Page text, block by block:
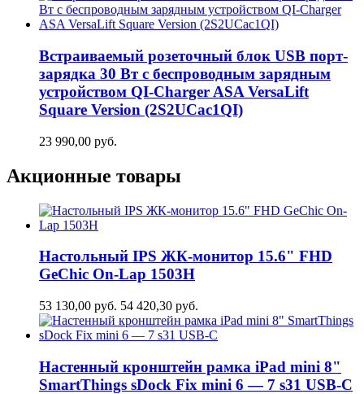
Встраиваемый розеточный блок USB порт-
зарядка 30 Вт c беспроводным зарядным
устройством QI-Charger ASA VersaLift
Square Version (2S2UCaс1QI)
23 990,00 руб.
Акционные товары
Настольный IPS ЖК-монитор 15.6" FHD
GeСhic On-Lap 1503H
53 130,00 руб. 54 420,30 руб.
Настенный кронштейн рамка iPad mini 8"
SmartThings sDock Fix mini 6 — 7 s31 USB-C